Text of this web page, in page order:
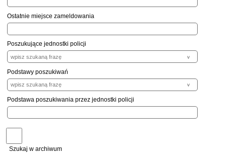
Ostatnie miejsce zameldowania
Poszukujące jednostki policji
Podstawy poszukiwań
Podstawa poszukiwania przez jednostki policji
Szukaj w archiwum